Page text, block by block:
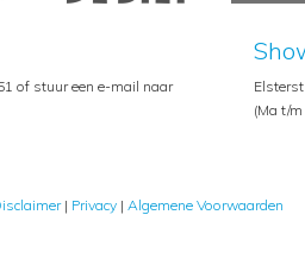
of stuur een e-mail naar
(Ma t/
| Privacy | Algemene Voorwaarden